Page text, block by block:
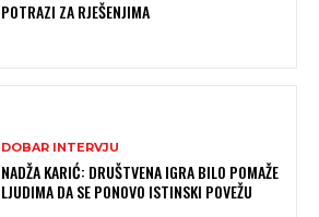
POTRAZI ZA RJEŠENJIMA
DOBAR INTERVJU
NADŽA KARIĆ: DRUŠTVENA IGRA BILO POMAŽE
LJUDIMA DA SE PONOVO ISTINSKI POVEŽU